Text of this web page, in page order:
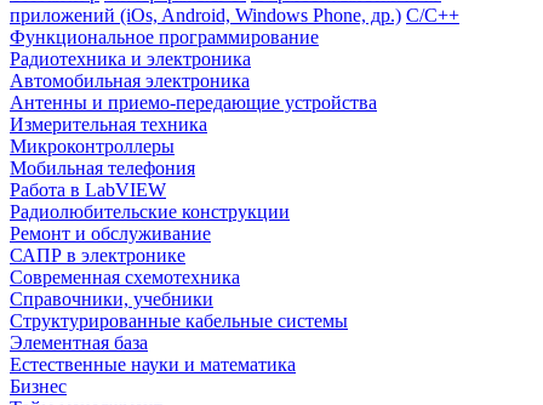
приложений (iOs, Android, Windows Phone, др.) С/С++
Функциональное программирование
Радиотехника и электроника
Автомобильная электроника
Антенны и приемо-передающие устройства
Измерительная техника
Микроконтроллеры
Мобильная телефония
Работа в LabVIEW
Радиолюбительские конструкции
Ремонт и обслуживание
САПР в электронике
Современная схемотехника
Справочники, учебники
Структурированные кабельные системы
Элементная база
Естественные науки и математика
Бизнес